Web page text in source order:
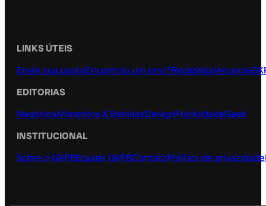
LINKS ÚTEIS
Envie sua pautaEncontrou um erro?RecebidosAnuncie
EDITORIAS
NegóciosAlimentos & BebidasDesignPublicidadeGeek
INSTITUCIONAL
Sobre o GKPBEquipe GKPBContatoPolítica de privacidade